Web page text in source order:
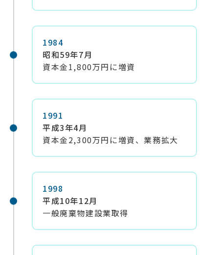
1984
昭和59年7月
資本金1,800万円に増資
1991
平成3年4月
資本金2,300万円に増資、業務拡大
1998
平成10年12月
一般廃棄物建設業取得